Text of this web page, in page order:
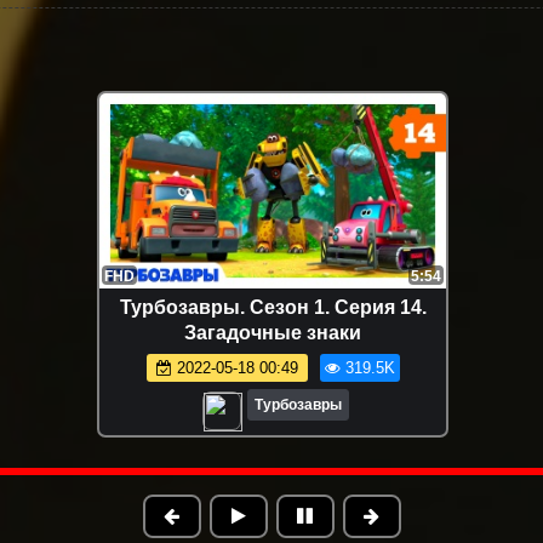
FHD 6:40
Турбозавры. Сезон 1. Серия 15.
Двойник
2022-05-18 00:55 293.5K
Турбозавры